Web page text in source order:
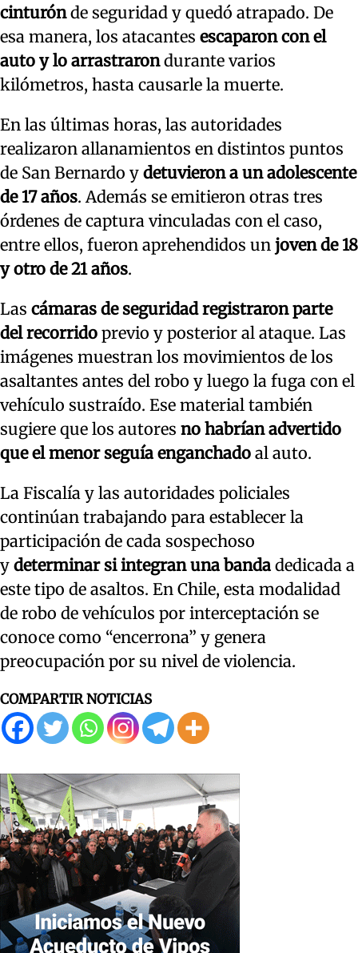
cinturónde seguridad y quedó atrapado. De
esa manera, los atacantes escaparon con el
auto y lo arrastrarondurante varios
kilómetros, hasta causarle la muerte.
En las últimas horas, las autoridades
realizaron allanamientos en distintos puntos
de San Bernardo y detuvieron a un adolescente
de 17 años. Además se emitieron otras tres
órdenes de captura vinculadas con el caso,
entre ellos, fueron aprehendidos un joven de 18
y otro de 21 años.
Las cámaras de seguridad registraron parte
del recorrido previo y posterior al ataque. Las
imágenes muestran los movimientos de los
asaltantes antes del robo y luego la fuga con el
vehículo sustraído. Ese material también
sugiere que los autores no habrían advertido
que el menor seguía enganchado al auto.
La Fiscalía y las autoridades policiales
continúan trabajando para establecer la
participación de cada sospechoso
y determinar si integran una banda dedicada a
este tipo de asaltos. En Chile, esta modalidad
de robo de vehículos por interceptación se
conoce como “encerrona” y genera
preocupación por su nivel de violencia.
COMPARTIR NOTICIAS